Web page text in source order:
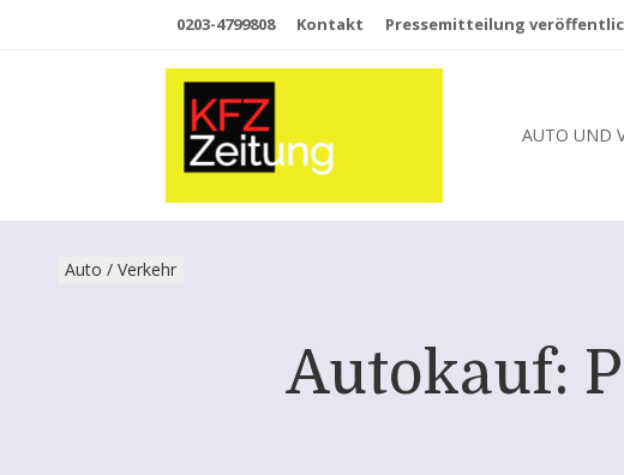
0203-4799808 Kontakt Pressemitteilung
AUTO UND
Auto / Verkehr
Autokauf: